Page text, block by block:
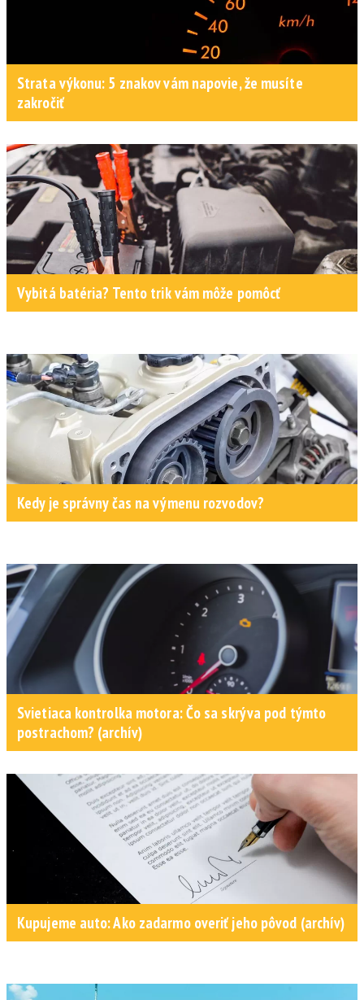
Strata výkonu: 5 znakov vám napovie, že musíte
zakročiť
Vybitá batéria? Tento trik vám môže pomôcť
Kedy je správny čas na výmenu rozvodov?
Svietiaca kontrolka motora: Čo sa skrýva pod týmto
postrachom? (archív)
Kupujeme auto: Ako zadarmo overiť jeho pôvod (archív)